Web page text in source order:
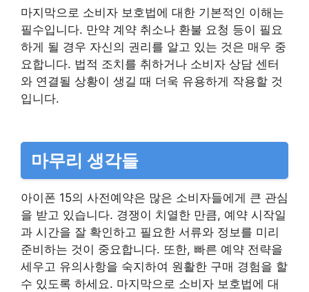
마지막으로 소비자 보호법에 대한 기본적인 이해는
필수입니다. 만약 계약 취소나 환불 요청 등이 필요
하게 될 경우 자신의 권리를 알고 있는 것은 매우 중
요합니다. 법적 조치를 취하거나 소비자 상담 센터
와 연결될 상황이 생길 때 더욱 유용하게 작용할 것
입니다.
마무리 생각들
아이폰 15의 사전예약은 많은 소비자들에게 큰 관심
을 받고 있습니다. 경쟁이 치열한 만큼, 예약 시작일
과 시간을 잘 확인하고 필요한 서류와 정보를 미리
준비하는 것이 중요합니다. 또한, 빠른 예약 전략을
세우고 유의사항을 숙지하여 원활한 구매 경험을 할
수 있도록 하세요. 마지막으로 소비자 보호법에 대